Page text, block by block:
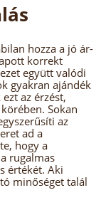
hozza a jó ár-
korrekt
együtt valódi
gyakran ajándék
az érzést,
Sokan
az
ad a
hogy a
rugalmas
értékét. Aki
minőséget talál